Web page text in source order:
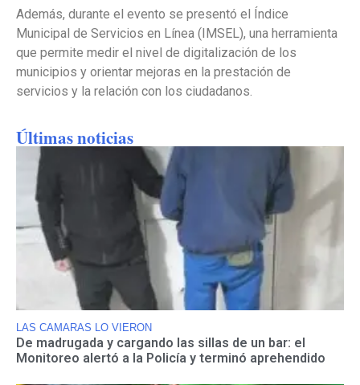
Además, durante el evento se presentó el Índice
Municipal de Servicios en Línea (IMSEL), una herramienta
que permite medir el nivel de digitalización de los
municipios y orientar mejoras en la prestación de
servicios y la relación con los ciudadanos.
Últimas noticias
LAS CAMARAS LO VIERON
De madrugada y cargando las sillas de un bar: el
Monitoreo alertó a la Policía y terminó aprehendido